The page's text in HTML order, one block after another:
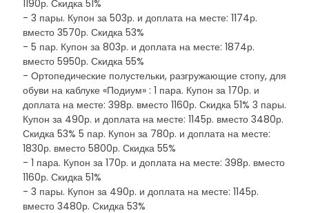
1190р. Скидка 51%
- 3 пары. Купон за 503р. и доплата на месте: 1174р.
вместо 3570р. Скидка 53%
- 5 пар. Купон за 803р. и доплата на месте: 1874р.
вместо 5950р. Скидка 55%
- Ортопедические полустельки, разгружающие стопу, для
обуви на каблуке «Подиум» : 1 пара. Купон за 170р. и
доплата на месте: 398р. вместо 1160р. Скидка 51% 3 пары.
Купон за 490р. и доплата на месте: 1145р. вместо 3480р.
Скидка 53% 5 пар. Купон за 780р. и доплата на месте:
1830р. вместо 5800р. Скидка 55%
- 1 пара. Купон за 170р. и доплата на месте: 398р. вместо
1160р. Скидка 51%
- 3 пары. Купон за 490р. и доплата на месте: 1145р.
вместо 3480р. Скидка 53%